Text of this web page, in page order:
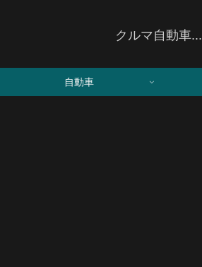
クルマ自動車...
自動車